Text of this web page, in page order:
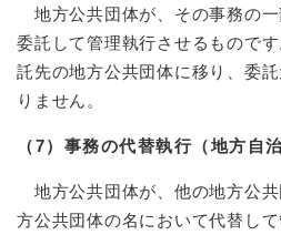
地方公共団体が、その事務の
委託して管理執行させるもので
託先の地方公共団体に移り、委
りません。
（7）事務の代替執行（地方自
地方公共団体が、他の地方公
方公共団体の名において代替して